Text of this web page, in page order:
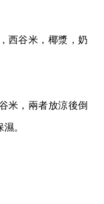
西谷米，椰漿，奶
米，兩者放涼後倒
濕。